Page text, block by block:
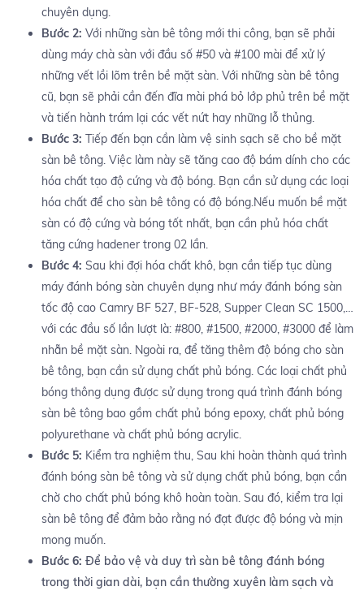
chuyên dụng.
Bước 2: Với những sàn bê tông mới thi công, bạn sẽ phải
dùng máy chà sàn với đầu số #50 và #100 mài để xử lý
những vết lồi lõm trên bề mặt sàn. Với những sàn bê tông
cũ, bạn sẽ phải cần đến đĩa mài phá bỏ lớp phủ trên bề mặt
và tiến hành trám lại các vết nứt hay những lỗ thủng.
Bước 3: Tiếp đến bạn cần làm vệ sinh sạch sẽ cho bề mặt
sàn bê tông. Việc làm này sẽ tăng cao độ bám dính cho các
hóa chất tạo độ cứng và độ bóng. Bạn cần sử dụng các loại
hóa chất để cho sàn bê tông có độ bóng.Nếu muốn bề mặt
sàn có độ cứng và bóng tốt nhất, bạn cần phủ hóa chất
tăng cứng hadener trong 02 lần.
Bước 4: Sau khi đợi hóa chất khô, bạn cần tiếp tục dùng
máy đánh bóng sàn chuyên dụng như máy đánh bóng sàn
tốc độ cao Camry BF 527, BF-528, Supper Clean SC 1500,…
với các đầu số lần lượt là: #800, #1500, #2000, #3000 để làm
nhẵn bề mặt sàn. Ngoài ra, để tăng thêm độ bóng cho sàn
bê tông, bạn cần sử dụng chất phủ bóng. Các loại chất phủ
bóng thông dụng được sử dụng trong quá trình đánh bóng
sàn bê tông bao gồm chất phủ bóng epoxy, chất phủ bóng
polyurethane và chất phủ bóng acrylic.
Bước 5: Kiểm tra nghiệm thu, Sau khi hoàn thành quá trình
đánh bóng sàn bê tông và sử dụng chất phủ bóng, bạn cần
chờ cho chất phủ bóng khô hoàn toàn. Sau đó, kiểm tra lại
sàn bê tông để đảm bảo rằng nó đạt được độ bóng và mịn
mong muốn.
Bước 6: Để bảo vệ và duy trì sàn bê tông đánh bóng
trong thời gian dài, bạn cần thường xuyên làm sạch và